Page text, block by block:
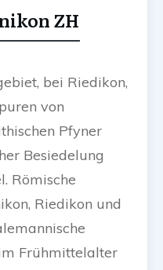
ZH
bei Riedikon,
von
Pfyner
Besiedelung
Römische
Riedikon und
Frühmittelalter